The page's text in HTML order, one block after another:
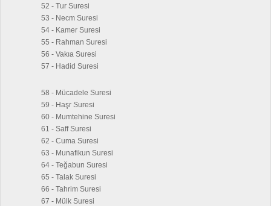
52 - Tur Suresi
53 - Necm Suresi
54 - Kamer Suresi
55 - Rahman Suresi
56 - Vakıa Suresi
57 - Hadid Suresi
58 - Mücadele Suresi
59 - Haşr Suresi
60 - Mumtehine Suresi
61 - Saff Suresi
62 - Cuma Suresi
63 - Munafikun Suresi
64 - Teğabun Suresi
65 - Talak Suresi
66 - Tahrim Suresi
67 - Mülk Suresi